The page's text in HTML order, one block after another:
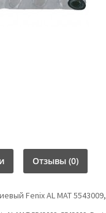
Отзывы (0)
Fenix AL MAT